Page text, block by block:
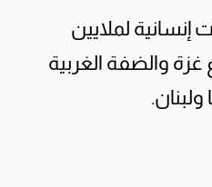
إنسانية لملايين
والضفة الغربية